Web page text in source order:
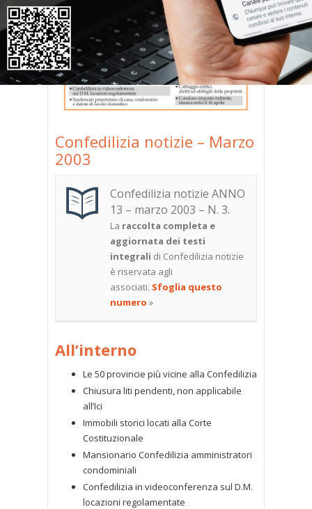
Confedilizia notizie – Marzo
2003
Confedilizia notizie ANNO
13 – marzo 2003 – N. 3.
La raccolta completa e
aggiornata dei testi
integrali di Confedilizia notizie
è riservata agli
associati. Sfoglia questo
numero »
All’interno
Le 50 provincie più vicine alla Confedilizia
Chiusura liti pendenti, non applicabile
all’Ici
Immobili storici locati alla Corte
Costituzionale
Mansionario Confedilizia amministratori
condominiali
Confedilizia in videoconferenza sul D.M.
locazioni regolamentate